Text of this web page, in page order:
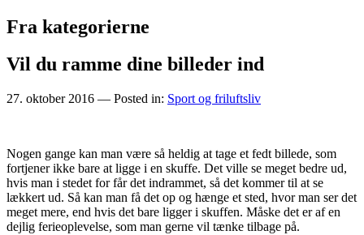
Fra kategorierne
Vil du ramme dine billeder ind
27. oktober 2016 — Posted in: Sport og friluftsliv
Nogen gange kan man være så heldig at tage et fedt billede, som
fortjener ikke bare at ligge i en skuffe. Det ville se meget bedre ud,
hvis man i stedet for får det indrammet, så det kommer til at se
lækkert ud. Så kan man få det op og hænge et sted, hvor man ser det
meget mere, end hvis det bare ligger i skuffen. Måske det er af en
dejlig ferieoplevelse, som man gerne vil tænke tilbage på.